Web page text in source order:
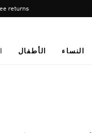
returns
النساء الأطفال